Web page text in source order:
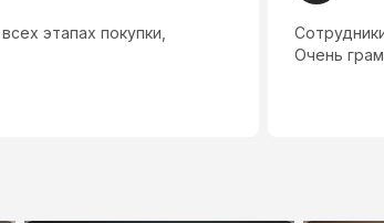
Сотрудники
Очень грамотные ,